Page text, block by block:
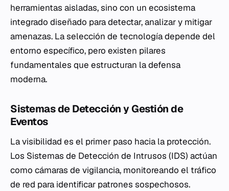
herramientas aisladas, sino con un ecosistema
integrado diseñado para detectar, analizar y mitigar
amenazas. La selección de tecnología depende del
entorno específico, pero existen pilares
fundamentales que estructuran la defensa
moderna.
Sistemas de Detección y Gestión de
Eventos
La visibilidad es el primer paso hacia la protección.
Los Sistemas de Detección de Intrusos (IDS) actúan
como cámaras de vigilancia, monitoreando el tráfico
de red para identificar patrones sospechosos.